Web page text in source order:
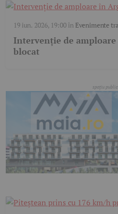
19 iun. 2026, 19:00în Evenimente
Intervenție de
blocat